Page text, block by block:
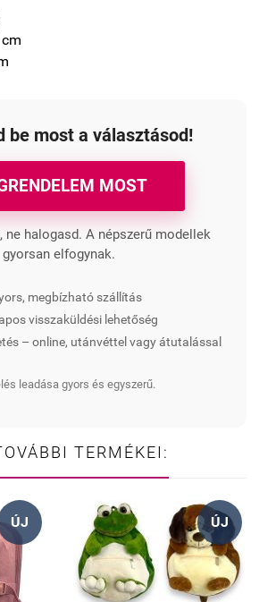
be most a választásod!
MOST
ne halogasd. A népszerű modellek
gyorsan elfogynak.
megbízható szállítás
visszaküldési lehetőség
– online, utánvéttel vagy átutalással
leadása gyors és egyszerű.
TERMÉKEI:
ÚJ ÚJ